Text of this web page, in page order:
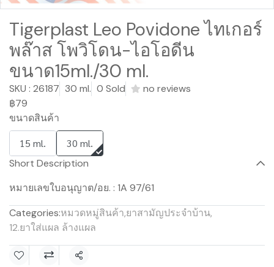
Tigerplast Leo Povidone ไทเกอร์
พล๊าส โพวิโดน-ไอโอดีน
ขนาด15ml./30 ml.
SKU : 26187 30 ml. 0 Sold
no reviews
฿79
ขนาดสินค้า
15 ml.
30 ml.
Short Description
หมายเลขใบอนุญาต/อย. : 1A 97/61
Categories:หมวดหมู่สินค้า,ยาสามัญประจำบ้าน,
12.ยาใส่แผล ล้างแผล
Share